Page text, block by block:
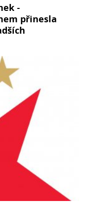
-
přinesla